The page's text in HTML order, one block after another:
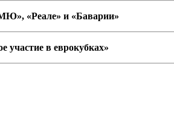
«Реале» и «Баварии»
участие в еврокубках»